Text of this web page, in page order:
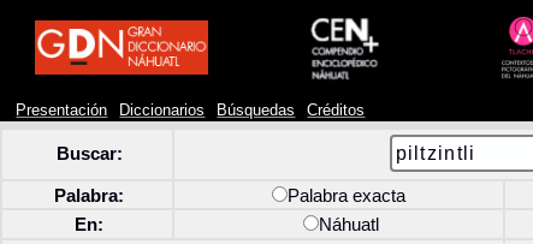
Presentación Diccionarios Búsquedas Créditos
Buscar:
Palabra: Palabra exacta
En:
Náhuatl